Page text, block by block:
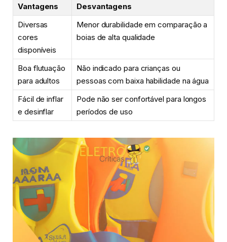
Vantagens
Desvantagens
Diversas
cores
disponíveis
Menor durabilidade em comparação a
boias de alta qualidade
Boa flutuação
para adultos
Não indicado para crianças ou
pessoas com baixa habilidade na água
Fácil de inflar
e desinflar
Pode não ser confortável para longos
períodos de uso